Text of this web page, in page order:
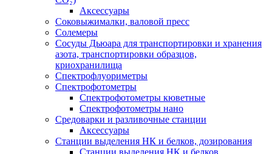
Аксессуары
Соковыжималки, валовой пресс
Солемеры
Сосуды Дьюара для транспортировки и хранения
азота, транспортировки образцов,
криохранилища
Спектрофлуориметры
Спектрофотометры
Спектрофотометры кюветные
Спектрофотометры нано
Средоварки и разливочные станции
Аксессуары
Станции выделения НК и белков, дозирования
Станции выделения НК и белков